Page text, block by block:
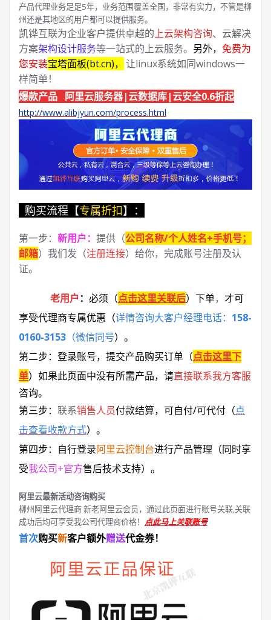
产品代理业务足足5年，业务范围覆盖全国，非常有实力，不管是柳
州还是其地区的用户都可以提供服务。
凯铧互联为企业客户提供卓越的上云架构咨询、云解决
方案架构设计服务等一站式的上云服务。 另外， 免费为
您安装宝塔面板(bt.cn)， 让linux系统如同windows一
样简单！
爆款产品 阿里云服务器|云数据库|云安全0.6折起
http://www.alibjyun.com/process.html
购买流程【专属折扣】：
第一步： 新用户： 提供（公司名称/个人姓名+手机号；
邮箱）我们发（注册连接）给你，完成账号注册及认
证。
老用户： 必须 （点击这里关联后） 下单， 才可
享受代理商专属优惠 （详情咨询大客户经理电话： 158-
0160-3153 （微信同号） 。
第二步：登录账号，提交产品购买订单（点击这里下
单） 如果此页面中没有所需产品，请直接联系我方客服
咨询。
第三步： 联系销售人员付款结算，可自付/可代付（点
击查看收款方式）。
第四步：自行登录阿里云控制台进行产品管理（同时享
受我公司+官方售后技术支持）。
阿里云最新活动咨询购买
柳州阿里云代理商 新老阿里云会员，通过此页面进行账号关联,关联
成功后均可享受我公司代理商价格！ 点此马上关联账号
首次购买新客户额外赠送代金券！